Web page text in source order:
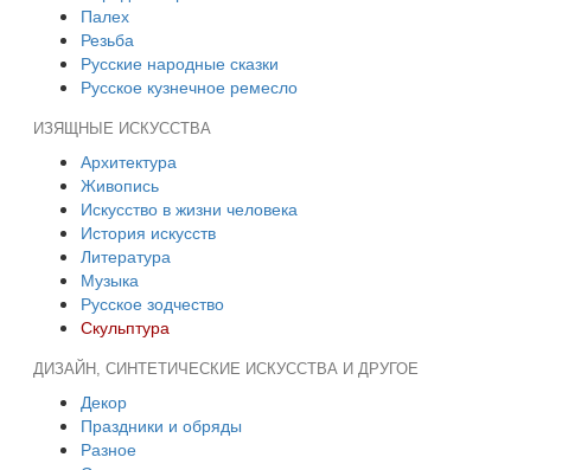
Палех
Резьба
Русские народные сказки
Русское кузнечное ремесло
ИЗЯЩНЫЕ ИСКУССТВА
Архитектура
Живопись
Искусство в жизни человека
История искусств
Литература
Музыка
Русское зодчество
Скульптура
ДИЗАЙН, СИНТЕТИЧЕСКИЕ ИСКУССТВА И ДРУГОЕ
Декор
Праздники и обряды
Разное